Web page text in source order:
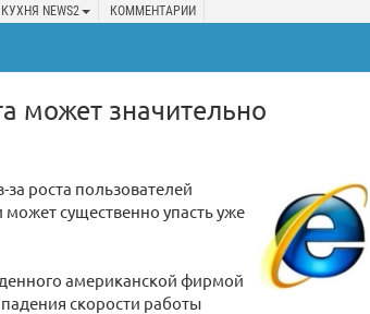
КУХНЯ NEWS2 КОММЕНТАРИИ
может значительно
роста пользователей
существенно упасть уже
американской фирмой
скорости работы